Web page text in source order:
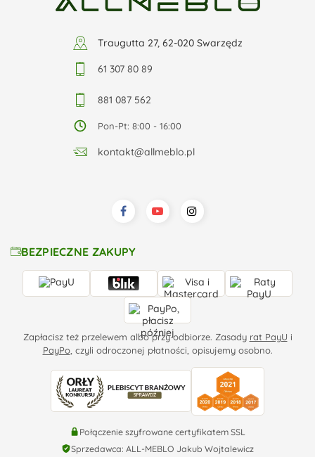
Traugutta 27, 62-020 Swarzędz
61 307 80 89
881 087 562
Pon-Pt: 8:00 - 16:00
kontakt@allmeblo.pl
BEZPIECZNE ZAKUPY
Zapłacisz też przelewem albo przy odbiorze. Zasady rat PayU i
PayPo, czyli odroczonej płatności, opisujemy osobno.
Połączenie szyfrowane certyfikatem SSL
Sprzedawca: ALL-MEBLO Jakub Wojtalewicz